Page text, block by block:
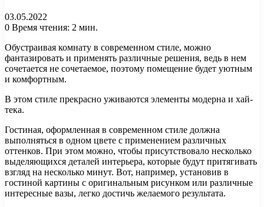
03.05.2022
0 Время чтения: 2 мин.
Обустраивая комнату в современном стиле, можно
фантазировать и применять различные решения, ведь в нем
сочетается не сочетаемое, поэтому помещение будет уютным
и комфортным.
В этом стиле прекрасно уживаются элементы модерна и хай-
тека.
Гостиная, оформленная в современном стиле должна
выполняться в одном цвете с применением различных
оттенков. При этом можно, чтобы присутствовало несколько
выделяющихся деталей интерьера, которые будут притягивать
взгляд на несколько минут. Вот, например, установив в
гостиной картины с оригинальным рисунком или различные
интересные вазы, легко достичь желаемого результата.